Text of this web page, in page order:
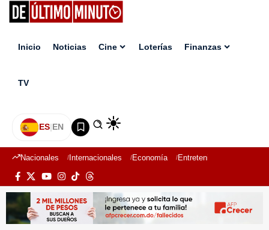
Inicio Noticias Cine Loterías Finanzas
TV
ES|EN
Nacionales Internacionales Economía Entretenimiento